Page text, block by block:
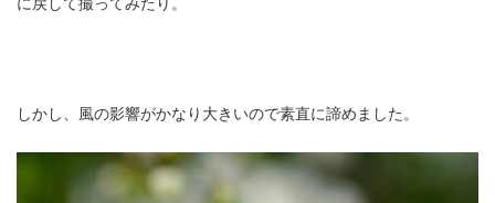
しかし、風の影響がかなり大きいので素直に諦めました。